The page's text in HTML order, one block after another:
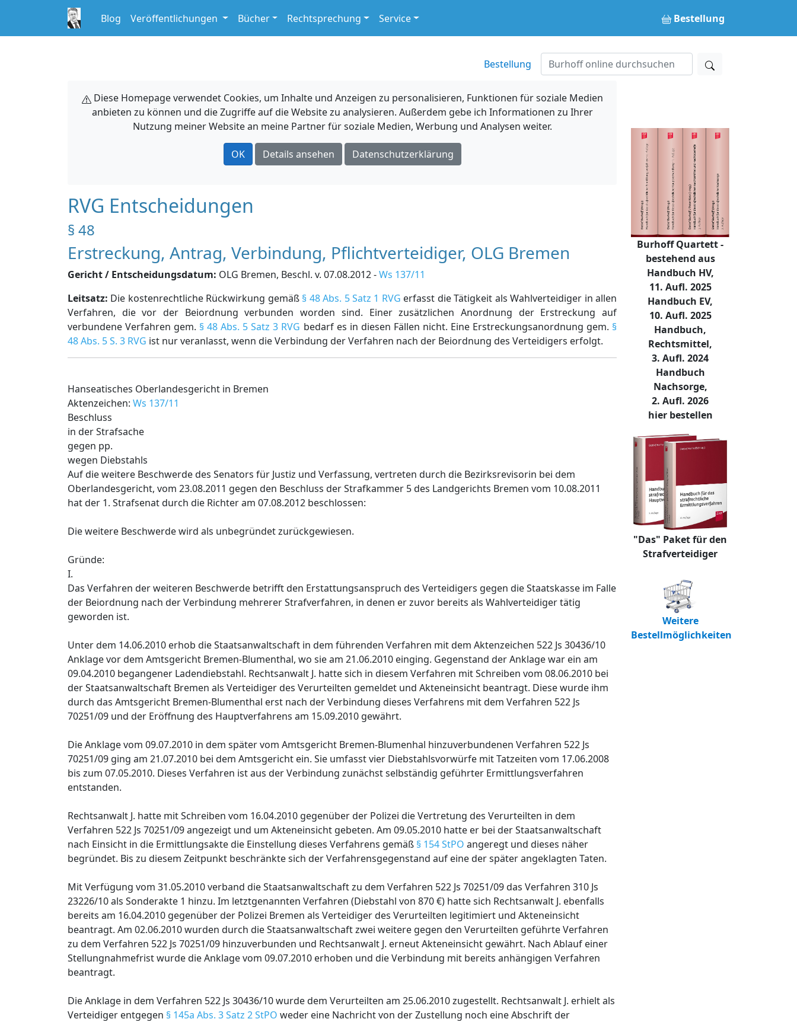
Blog Veröffentlichungen Bücher Rechtsprechung Service Bestellung
Bestellung
Diese Homepage verwendet Cookies, um Inhalte und Anzeigen zu personalisieren, Funktionen für soziale Medien
anbieten zu können und die Zugriffe auf die Website zu analysieren. Außerdem gebe ich Informationen zu Ihrer
Nutzung meiner Website an meine Partner für soziale Medien, Werbung und Analysen weiter.
OK Details ansehen Datenschutzerklärung
RVG Entscheidungen
§ 48
Erstreckung, Antrag, Verbindung, Pflichtverteidiger, OLG Bremen
Gericht / Entscheidungsdatum: OLG Bremen, Beschl. v. 07.08.2012 -Ws 137/11
Leitsatz: Die kostenrechtliche Rückwirkung gemäß § 48 Abs. 5 Satz 1 RVG erfasst die Tätigkeit als Wahlverteidiger in allen
Verfahren, die vor der Beiordnung verbunden worden sind. Einer zusätzlichen Anordnung der Erstreckung auf
verbundene Verfahren gem. § 48 Abs. 5 Satz 3 RVG bedarf es in diesen Fällen nicht. Eine Erstreckungsanordnung gem. §
48 Abs. 5 S. 3 RVG ist nur veranlasst, wenn die Verbindung der Verfahren nach der Beiordnung des Verteidigers erfolgt.
Hanseatisches Oberlandesgericht in Bremen
Aktenzeichen: Ws 137/11
Beschluss
in der Strafsache
gegen pp.
wegen Diebstahls
Auf die weitere Beschwerde des Senators für Justiz und Verfassung, vertreten durch die Bezirksrevisorin bei dem
Oberlandesgericht, vom 23.08.2011 gegen den Beschluss der Strafkammer 5 des Landgerichts Bremen vom 10.08.2011
hat der 1. Strafsenat durch die Richter am 07.08.2012 beschlossen:
Die weitere Beschwerde wird als unbegründet zurückgewiesen.
Gründe:
I.
Das Verfahren der weiteren Beschwerde betrifft den Erstattungsanspruch des Verteidigers gegen die Staatskasse im Falle
der Beiordnung nach der Verbindung mehrerer Strafverfahren, in denen er zuvor bereits als Wahlverteidiger tätig
geworden ist.
Unter dem 14.06.2010 erhob die Staatsanwaltschaft in dem führenden Verfahren mit dem Aktenzeichen 522 Js 30436/10
Anklage vor dem Amtsgericht Bremen-Blumenthal, wo sie am 21.06.2010 einging. Gegenstand der Anklage war ein am
09.04.2010 begangener Ladendiebstahl. Rechtsanwalt J. hatte sich in diesem Verfahren mit Schreiben vom 08.06.2010 bei
der Staatsanwaltschaft Bremen als Verteidiger des Verurteilten gemeldet und Akteneinsicht beantragt. Diese wurde ihm
durch das Amtsgericht Bremen-Blumenthal erst nach der Verbindung dieses Verfahrens mit dem Verfahren 522 Js
70251/09 und der Eröffnung des Hauptverfahrens am 15.09.2010 gewährt.
Die Anklage vom 09.07.2010 in dem später vom Amtsgericht Bremen-Blumenhal hinzuverbundenen Verfahren 522 Js
70251/09 ging am 21.07.2010 bei dem Amtsgericht ein. Sie umfasst vier Diebstahlsvorwürfe mit Tatzeiten vom 17.06.2008
bis zum 07.05.2010. Dieses Verfahren ist aus der Verbindung zunächst selbständig geführter Ermittlungsverfahren
entstanden.
Rechtsanwalt J. hatte mit Schreiben vom 16.04.2010 gegenüber der Polizei die Vertretung des Verurteilten in dem
Verfahren 522 Js 70251/09 angezeigt und um Akteneinsicht gebeten. Am 09.05.2010 hatte er bei der Staatsanwaltschaft
nach Einsicht in die Ermittlungsakte die Einstellung dieses Verfahrens gemäß § 154 StPO angeregt und dieses näher
begründet. Bis zu diesem Zeitpunkt beschränkte sich der Verfahrensgegenstand auf eine der später angeklagten Taten.
Mit Verfügung vom 31.05.2010 verband die Staatsanwaltschaft zu dem Verfahren 522 Js 70251/09 das Verfahren 310 Js
23226/10 als Sonderakte 1 hinzu. Im letztgenannten Verfahren (Diebstahl von 870 €) hatte sich Rechtsanwalt J. ebenfalls
bereits am 16.04.2010 gegenüber der Polizei Bremen als Verteidiger des Verurteilten legitimiert und Akteneinsicht
beantragt. Am 02.06.2010 wurden durch die Staatsanwaltschaft zwei weitere gegen den Verurteilten geführte Verfahren
zu dem Verfahren 522 Js 70251/09 hinzuverbunden und Rechtsanwalt J. erneut Akteneinsicht gewährt. Nach Ablauf einer
Stellungnahmefrist wurde die Anklage vom 09.07.2010 erhoben und die Verbindung mit bereits anhängigen Verfahren
beantragt.
Die Anklage in dem Verfahren 522 Js 30436/10 wurde dem Verurteilten am 25.06.2010 zugestellt. Rechtsanwalt J. erhielt als
Verteidiger entgegen § 145a Abs. 3 Satz 2 StPO weder eine Nachricht von der Zustellung noch eine Abschrift der
Burhoff Quartett -
bestehend aus
Handbuch HV,
11. Aufl. 2025
Handbuch EV,
10. Aufl. 2025
Handbuch,
Rechtsmittel,
3. Aufl. 2024
Handbuch
Nachsorge,
2. Aufl. 2026
hier bestellen
"Das" Paket für den
Strafverteidiger
Weitere
Bestellmöglichkeiten